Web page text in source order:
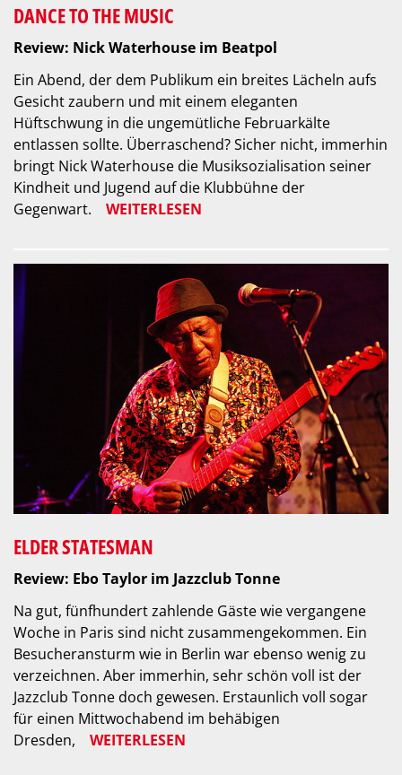
DANCE TO THE MUSIC
Review: Nick Waterhouse im Beatpol
Ein Abend, der dem Publikum ein breites Lächeln aufs
Gesicht zaubern und mit einem eleganten
Hüftschwung in die ungemütliche Februarkälte
entlassen sollte. Überraschend? Sicher nicht, immerhin
bringt Nick Waterhouse die Musiksozialisation seiner
Kindheit und Jugend auf die Klubbühne der
Gegenwart.
WEITERLESEN
ELDER STATESMAN
Review: Ebo Taylor im Jazzclub Tonne
Na gut, fünfhundert zahlende Gäste wie vergangene
Woche in Paris sind nicht zusammengekommen. Ein
Besucheransturm wie in Berlin war ebenso wenig zu
verzeichnen. Aber immerhin, sehr schön voll ist der
Jazzclub Tonne doch gewesen. Erstaunlich voll sogar
für einen Mittwochabend im behäbigen
Dresden,
WEITERLESEN